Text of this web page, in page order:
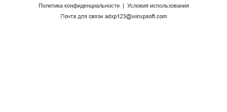
Политика конфиденциальности
| Условия использования